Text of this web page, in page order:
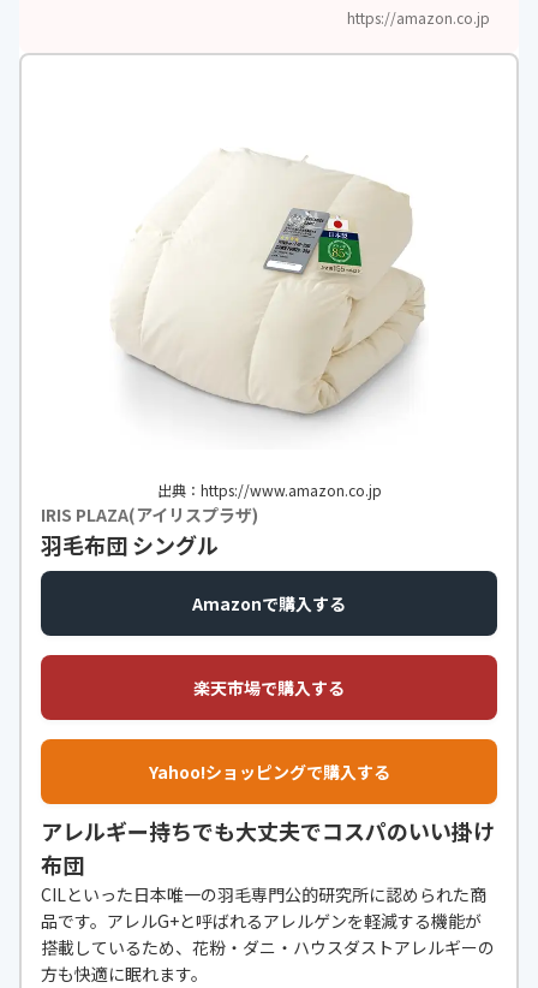
https://amazon.co.jp
出典：https://www.amazon.co.jp
IRIS PLAZA(アイリスプラザ)
羽毛布団 シングル
Amazonで購入する
楽天市場で購入する
Yahoo!ショッピングで購入する
アレルギー持ちでも大丈夫でコスパのいい掛け
布団
CILといった日本唯一の羽毛専門公的研究所に認められた商
品です。アレルG+と呼ばれるアレルゲンを軽減する機能が
搭載しているため、花粉・ダニ・ハウスダストアレルギーの
方も快適に眠れます。